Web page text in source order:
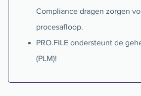
Compliance dragen zorgen
procesafloop.
PRO.FILE ondersteunt de
(PLM)!